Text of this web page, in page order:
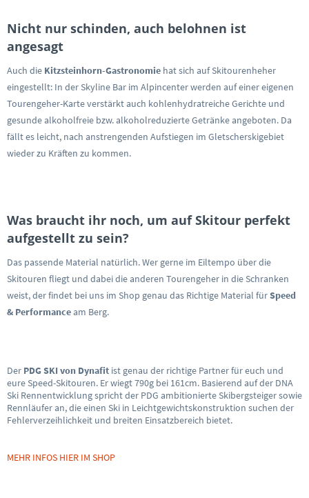
Nicht nur schinden, auch belohnen ist
angesagt
Auch die Kitzsteinhorn-Gastronomie hat sich auf Skitourenheher
eingestellt: In der Skyline Bar im Alpincenter werden auf einer eigenen
Tourengeher-Karte verstärkt auch kohlenhydratreiche Gerichte und
gesunde alkoholfreie bzw. alkoholreduzierte Getränke angeboten. Da
fällt es leicht, nach anstrengenden Aufstiegen im Gletscherskigebiet
wieder zu Kräften zu kommen.
Was braucht ihr noch, um auf Skitour perfekt
aufgestellt zu sein?
Das passende Material natürlich. Wer gerne im Eiltempo über die
Skitouren fliegt und dabei die anderen Tourengeher in die Schranken
weist, der findet bei uns im Shop genau das Richtige Material fürSpeed
& Performanceam Berg.
Der PDG SKI von Dynafit ist genau der richtige Partner für euch und
eure Speed-Skitouren. Er wiegt 790g bei 161cm. Basierend auf der DNA
Ski Rennentwicklung spricht der PDG ambitionierte Skibergsteiger sowie
Rennläufer an, die einen Ski in Leichtgewichtskonstruktion suchen der
Fehlerverzeihlichkeit und breiten Einsatzbereich bietet.
MEHR INFOS HIER IM SHOP